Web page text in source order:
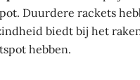
Duurdere rackets
biedt bij het
hebben.